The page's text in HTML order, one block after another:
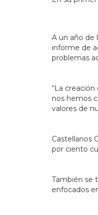
A un año de
informe de
problemas
“La
nos hemos
valores de
Castellanos
por ciento
También se
enfocados